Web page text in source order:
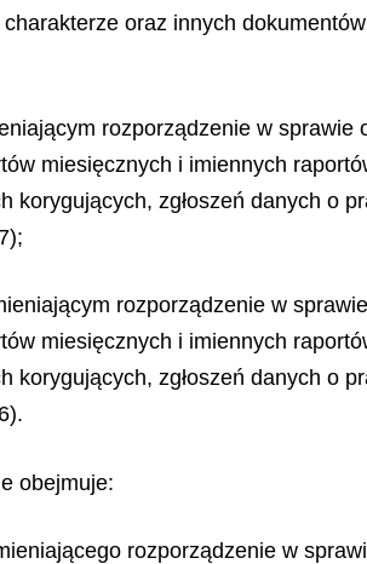
oraz innych
rozporządzenie w sprawie
miesięcznych i imiennych
korygujących, zgłoszeń danych o
rozporządzenie w
miesięcznych i imiennych
korygujących, zgłoszeń danych o
obejmuje:
rozporządzenie w